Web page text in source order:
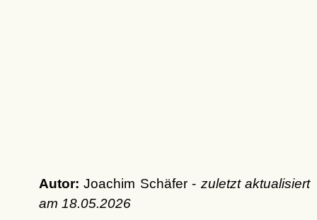
Autor: Joachim Schäfer - zuletzt aktualisiert
am 18.05.2026